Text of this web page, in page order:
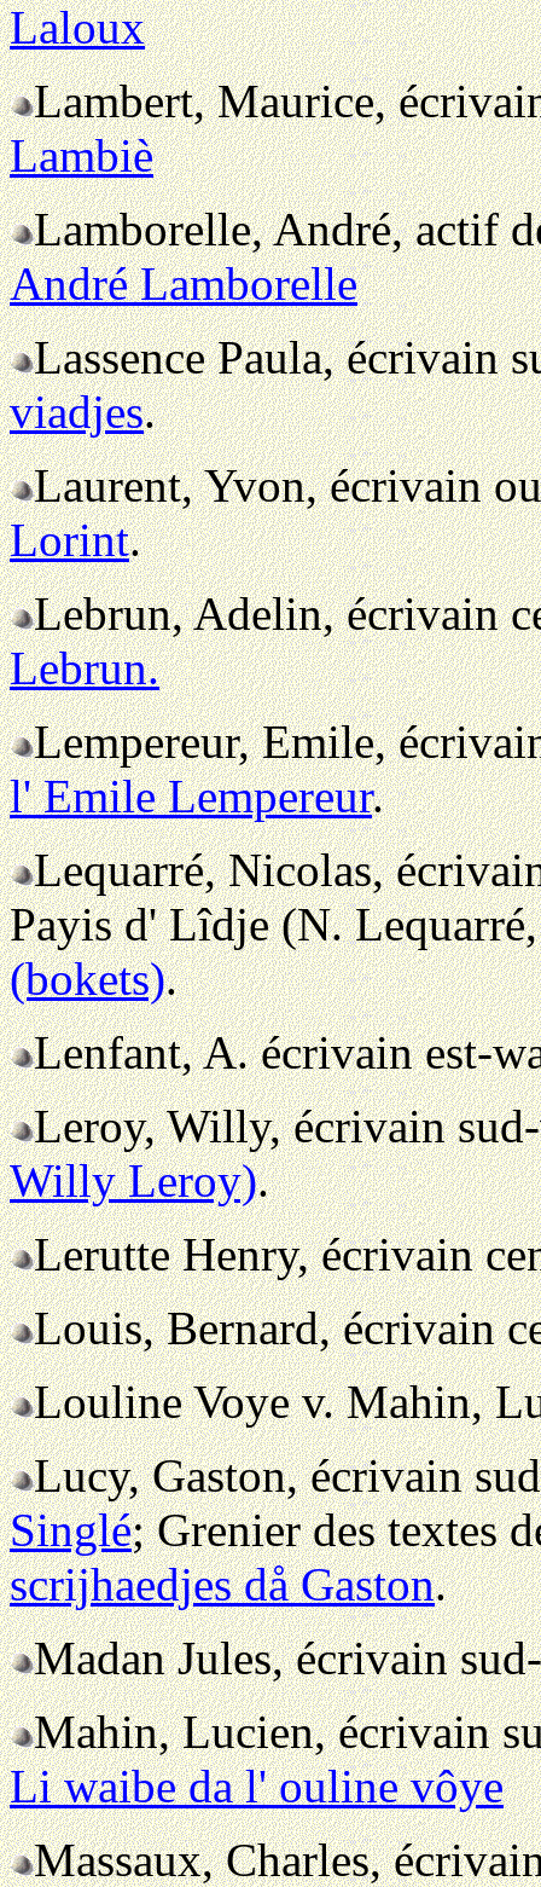
Laloux
Lambert, Maurice,
Lambiè
Lamborelle, André, actif
André Lamborelle
Lassence Paula, écrivain
viadjes.
Laurent, Yvon, écrivain
Lorint.
Lebrun, Adelin, écrivain
Lebrun.
Lempereur, Emile,
l' Emile Lempereur.
Lequarré, Nicolas,
Payis d' Lîdje (N.
(bokets).
Lenfant, A. écrivain est-
Leroy, Willy, écrivain
Willy Leroy).
Lerutte Henry, écrivain
Louis, Bernard, écrivain
Louline Voye v. Mahin,
Lucy, Gaston, écrivain
Singlé; Grenier des textes
scrijhaedjes då Gaston.
Madan Jules, écrivain
Mahin, Lucien, écrivain
Li waibe da l' ouline vôye
Massaux, Charles,